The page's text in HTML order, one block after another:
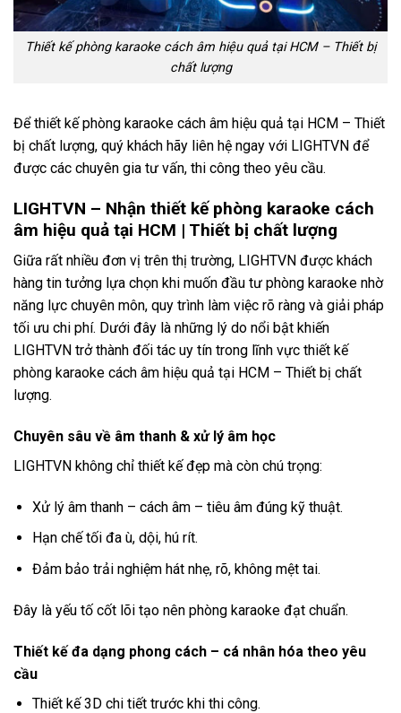
Thiết kế phòng karaoke cách âm hiệu quả tại HCM – Thiết bị
chất lượng
Để thiết kế phòng karaoke cách âm hiệu quả tại HCM – Thiết
bị chất lượng, quý khách hãy liên hệ ngay với LIGHTVN để
được các chuyên gia tư vấn, thi công theo yêu cầu.
LIGHTVN – Nhận thiết kế phòng karaoke cách
âm hiệu quả tại HCM | Thiết bị chất lượng
Giữa rất nhiều đơn vị trên thị trường, LIGHTVN được khách
hàng tin tưởng lựa chọn khi muốn đầu tư phòng karaoke nhờ
năng lực chuyên môn, quy trình làm việc rõ ràng và giải pháp
tối ưu chi phí. Dưới đây là những lý do nổi bật khiến
LIGHTVN trở thành đối tác uy tín trong lĩnh vực thiết kế
phòng karaoke cách âm hiệu quả tại HCM – Thiết bị chất
lượng.
Chuyên sâu về âm thanh & xử lý âm học
LIGHTVN không chỉ thiết kế đẹp mà còn chú trọng:
Xử lý âm thanh – cách âm – tiêu âm đúng kỹ thuật.
Hạn chế tối đa ù, dội, hú rít.
Đảm bảo trải nghiệm hát nhẹ, rõ, không mệt tai.
Đây là yếu tố cốt lõi tạo nên phòng karaoke đạt chuẩn.
Thiết kế đa dạng phong cách – cá nhân hóa theo yêu
cầu
Thiết kế 3D chi tiết trước khi thi công.